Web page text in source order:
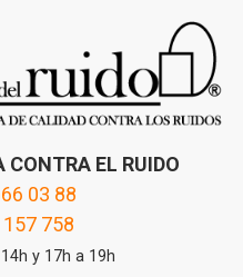
CONTRA EL RUIDO
03 88
758
y 17h a 19h